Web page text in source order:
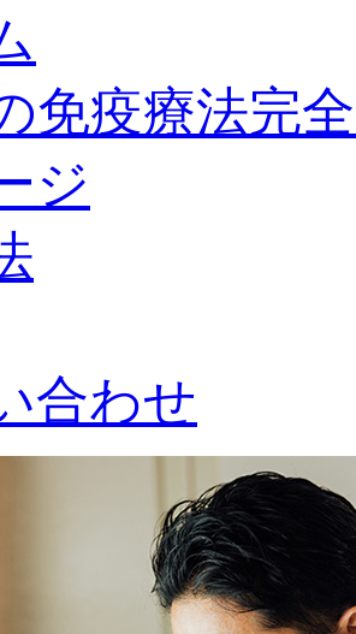
免疫療法完
ジ
合わせ